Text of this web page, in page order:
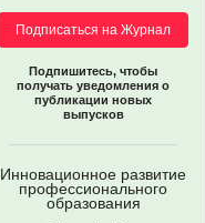
Подписаться на Журнал
Подпишитесь, чтобы
получать уведомления о
публикации новых
выпусков
Инновационное развитие
профессионального
образования